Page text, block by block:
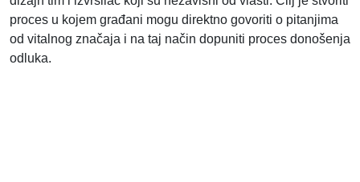
proces u kojem građani mogu direktno govoriti o pitanjima
od vitalnog značaja i na taj način dopuniti proces donošenja
odluka.